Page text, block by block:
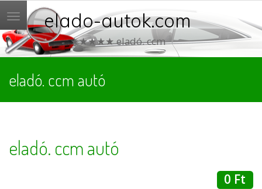
Menü elado-autok.com
★★★★★ eladó. ccm
eladó. ccm autó
eladó. ccm autó
0 Ft